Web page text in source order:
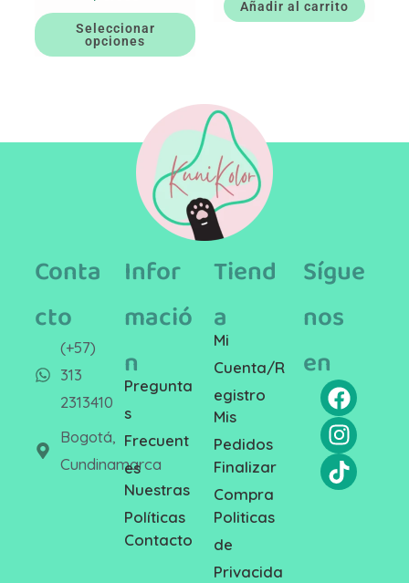
Seleccionar
opciones
Añadir al carrito
Conta
cto
(+57)
313
2313410
Bogotá,
Cundinamarca
Infor
mació
n
Pregunta
s
Frecuent
es
Nuestras
Políticas
Contacto
Tiend
a
Mi
Cuenta/R
egistro
Mis
Pedidos
Finalizar
Compra
Politicas
de
Privacida
Sígue
nos
en